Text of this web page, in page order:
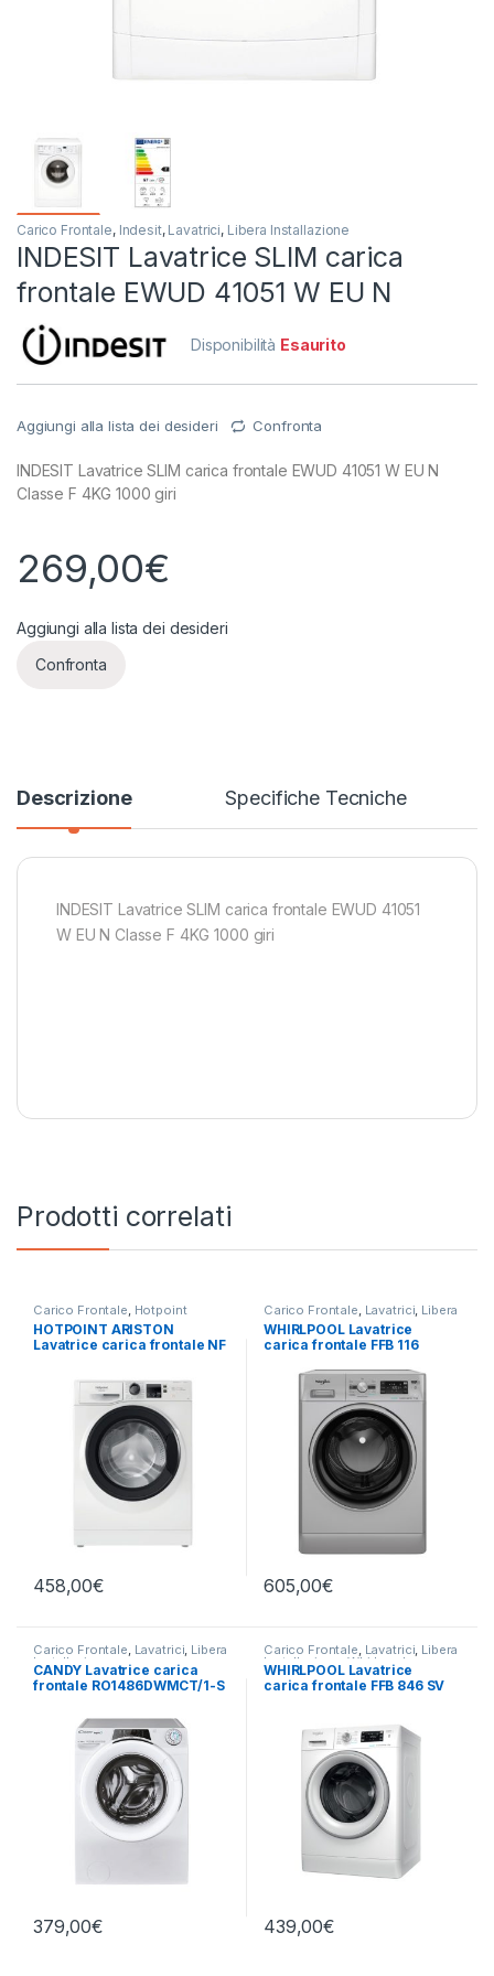
Carico Frontale, Indesit, Lavatrici, Libera Installazione
INDESIT Lavatrice SLIM carica
frontale EWUD 41051 W EU N
Disponibilità Esaurito
Aggiungi alla lista dei desideri Confronta
INDESIT Lavatrice SLIM carica frontale EWUD 41051 W EU N
Classe F 4KG 1000 giri
269,00€
Aggiungi alla lista dei desideri
Confronta
Descrizione Specifiche Tecniche
INDESIT Lavatrice SLIM carica frontale EWUD 41051
W EU N Classe F 4KG 1000 giri
Prodotti correlati
Carico Frontale Hotpoint
Ariston, Lavatrici ,Libera
Installazione
HOTPOINT ARISTON
Lavatrice carica frontale NF
458,00€
Carico Frontale Lavatrici Libera
Installazione Whirlpool
WHIRLPOOL Lavatrice
carica frontale FFB 116
605,00€
Carico Frontale, Lavatrici, Libera
Installazione
CANDY Lavatrice carica
frontale RO1486DWMCT/1-S
379,00€
Carico Frontale, Lavatrici, Libera
Installazione Whirlpool
WHIRLPOOL Lavatrice
carica frontale FFB 846 SV
439,00€